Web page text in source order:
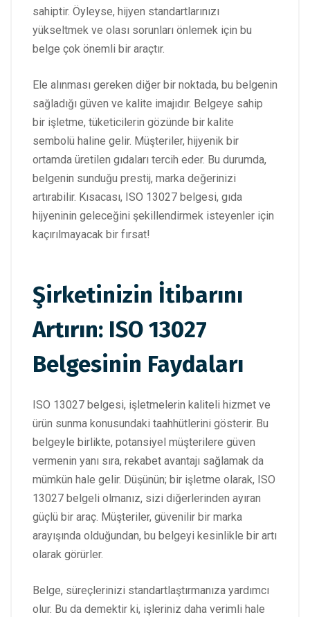
sahiptir. Öyleyse, hijyen standartlarınızı
yükseltmek ve olası sorunları önlemek için bu
belge çok önemli bir araçtır.
Ele alınması gereken diğer bir noktada, bu belgenin
sağladığı güven ve kalite imajıdır. Belgeye sahip
bir işletme, tüketicilerin gözünde bir kalite
sembolü haline gelir. Müşteriler, hijyenik bir
ortamda üretilen gıdaları tercih eder. Bu durumda,
belgenin sunduğu prestij, marka değerinizi
artırabilir. Kısacası, ISO 13027 belgesi, gıda
hijyeninin geleceğini şekillendirmek isteyenler için
kaçırılmayacak bir fırsat!
Şirketinizin İtibarını
Artırın: ISO 13027
Belgesinin Faydaları
ISO 13027 belgesi, işletmelerin kaliteli hizmet ve
ürün sunma konusundaki taahhütlerini gösterir. Bu
belgeyle birlikte, potansiyel müşterilere güven
vermenin yanı sıra, rekabet avantajı sağlamak da
mümkün hale gelir. Düşünün; bir işletme olarak, ISO
13027 belgeli olmanız, sizi diğerlerinden ayıran
güçlü bir araç. Müşteriler, güvenilir bir marka
arayışında olduğundan, bu belgeyi kesinlikle bir artı
olarak görürler.
Belge, süreçlerinizi standartlaştırmanıza yardımcı
olur. Bu da demektir ki, işleriniz daha verimli hale